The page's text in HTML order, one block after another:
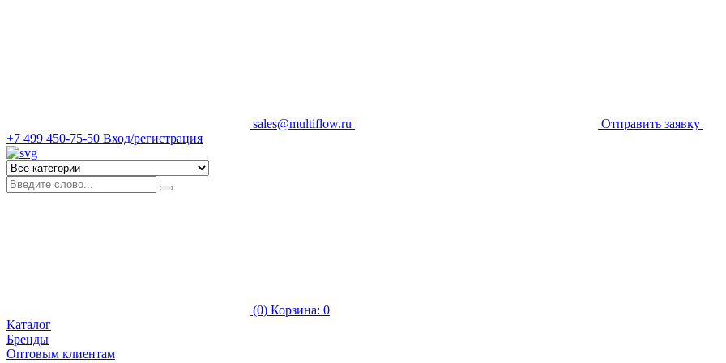
sales@multiflow.ru
Отправить заявку
+7 499 450-75-50 Вход/регистрация
(0) Корзина: 0
Каталог
Бренды
Оптовым клиентам